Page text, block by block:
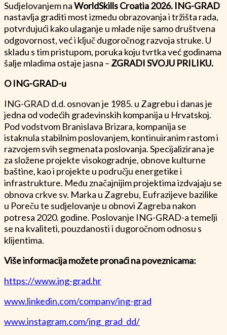
Sudjelovanjem naWorldSkills Croatia 2026. ING-GRAD
nastavlja graditi most između obrazovanja i tržišta rada,
potvrđujući kako ulaganje u mlade nije samo društvena
odgovornost, već i ključ dugoročnog razvoja struke. U
skladu s tim pristupom, poruka koju tvrtka već godinama
šalje mladima ostaje jasna – ZGRADI SVOJU PRILIKU.
O ING-GRAD-u
ING-GRAD d.d. osnovan je 1985. u Zagrebu i danas je
jedna od vodećih građevinskih kompanija u Hrvatskoj.
Pod vodstvom Branislava Brizara, kompanija se
istaknula stabilnim poslovanjem, kontinuiranim rastom i
razvojem svih segmenata poslovanja. Specijalizirana je
za složene projekte visokogradnje, obnove kulturne
baštine, kao i projekte u području energetike i
infrastrukture. Među značajnijim projektima izdvajaju se
obnova crkve sv. Marka u Zagrebu, Eufrazijeve bazilike
u Poreču te sudjelovanje u obnovi Zagreba nakon
potresa 2020. godine. Poslovanje ING-GRAD-a temelji
se na kvaliteti, pouzdanosti i dugoročnom odnosu s
klijentima.
Više informacija možete pronaći na poveznicama:
https://www.ing-grad.hr
www.linkedin.com/company/ing-grad
www.instagram.com/ing_grad_dd/